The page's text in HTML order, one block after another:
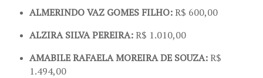
ALMERINDO VAZ GOMES FILHO:R$ 600,00
ALZIRA SILVA PEREIRA:R$ 1.010,00
AMABILE RAFAELA MOREIRA DE SOUZA:R$
1.494,00